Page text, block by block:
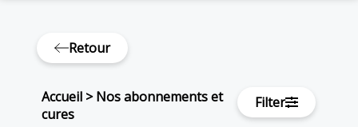
Retour
Accueil >Nos abonnements et
cures
Filter